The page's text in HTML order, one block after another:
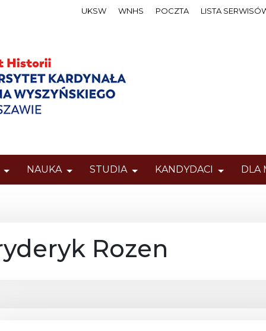
UKSW WNHS POCZTA LISTA
NAUKA STUDIA KANDYDACI DLA
Rozen